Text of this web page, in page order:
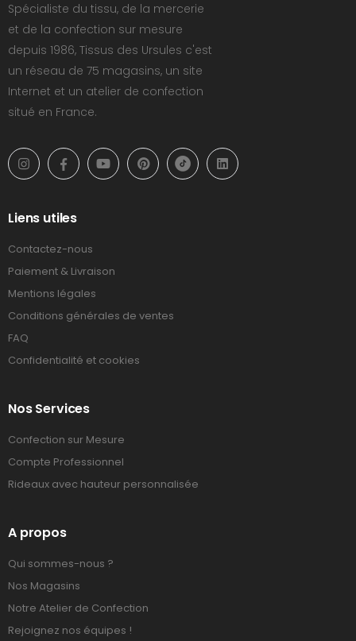
Spécialiste du tissu, de la mercerie
et de la confection sur mesure
depuis 1986, Tissus des Ursules c'est
un réseau de 75 magasins, un site
Internet et un atelier de confection
situé en France.
Liens utiles
Contactez-nous
Paiement & Livraison
Mentions légales
Conditions générales de ventes
FAQ
Confidentialité et cookies
Nos Services
Confection sur Mesure
Compte Professionnel
Rideaux avec hauteur personnalisée
A propos
Qui sommes-nous ?
Nos Magasins
Notre Atelier de Confection
Rejoignez nos équipes !